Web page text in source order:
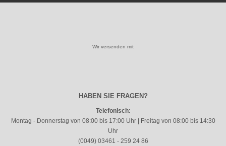
Wir versenden mit
HABEN SIE FRAGEN?
Telefonisch:
Montag - Donnerstag von 08:00 bis 17:00 Uhr | Freitag von 08:00 bis 14:30
Uhr
(0049) 03461 - 259 24 86